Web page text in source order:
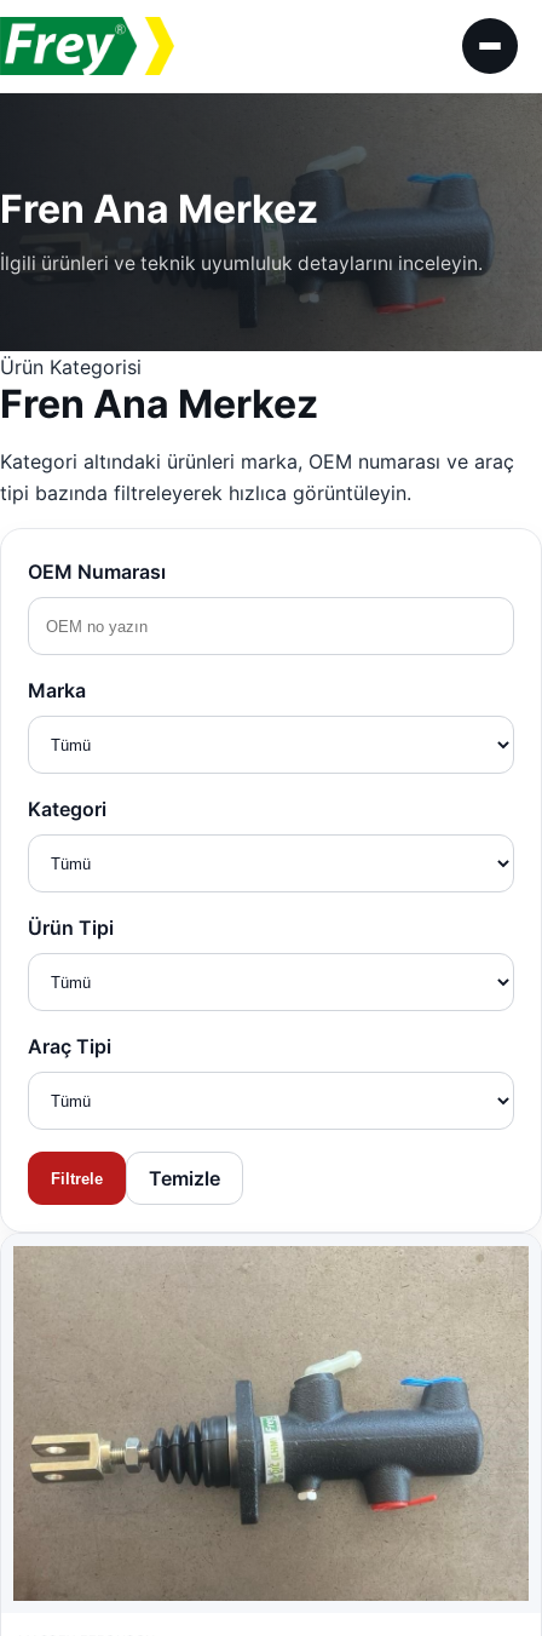
İçeriğe geç
Fren Ana Merkez
İlgili ürünleri ve teknik uyumluluk detaylarını inceleyin.
Ürün Kategorisi
Fren Ana Merkez
Kategori altındaki ürünleri marka, OEM numarası ve araç
tipi bazında filtreleyerek hızlıca görüntüleyin.
OEM Numarası
Marka
Kategori
Ürün Tipi
Araç Tipi
Filtrele Temizle